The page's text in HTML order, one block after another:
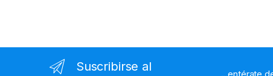
Suscribirse al